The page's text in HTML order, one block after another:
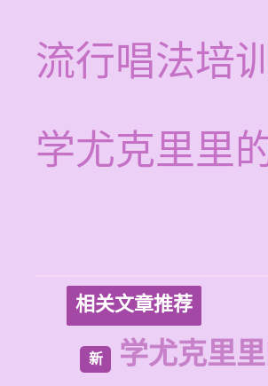
流行唱法培
学尤克里里
相关文章推荐
新 学尤克里